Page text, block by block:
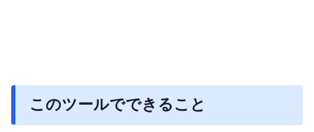
このツールでできること